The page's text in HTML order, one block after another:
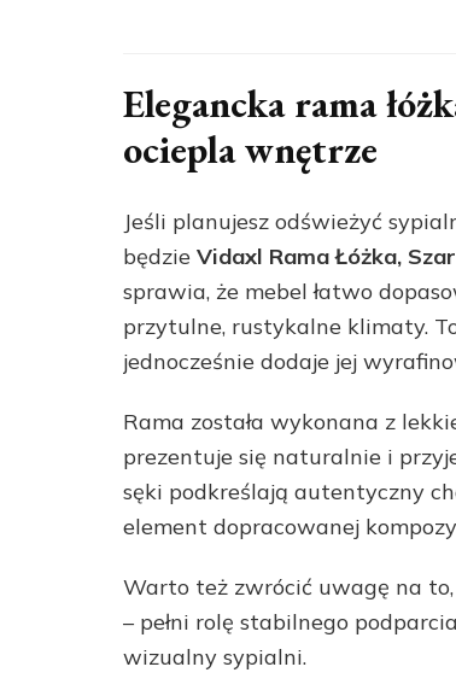
Elegancka rama
ociepla wnętrze
Jeśli planujesz odświeżyć
będzie Vidaxl Rama Łóżka,
sprawia, że mebel łatwo
przytulne, rustykalne klimaty.
jednocześnie dodaje jej
Rama została wykonana z
prezentuje się naturalnie i
sęki podkreślają autentyczny
element dopracowanej
Warto też zwrócić uwagę na
– pełni rolę stabilnego
wizualny sypialni.